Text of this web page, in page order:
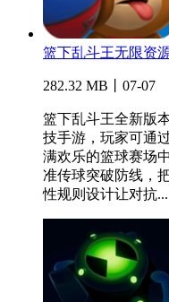
篮下乱斗王无限资
282.32 MB丨07-07
篮下乱斗王全新版
技手游，玩家可通
满欢乐的篮球赛场
准传球突破防线，
性规则设计让对抗...